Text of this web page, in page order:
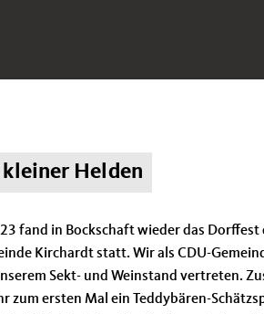
Helden
fand in Bockschaft wieder das Dorffest
Kirchardt statt. Wir als CDU-
Sekt- und Weinstand vertreten.
zum ersten Mal ein Teddybären-